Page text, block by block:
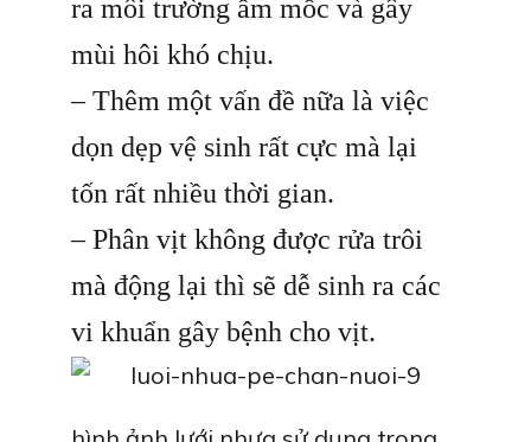
ra môi trường ẩm mốc và gây
mùi hôi khó chịu.
– Thêm một vấn đề nữa là việc
dọn dẹp vệ sinh rất cực mà lại
tốn rất nhiều thời gian.
– Phân vịt không được rửa trôi
mà động lại thì sẽ dễ sinh ra các
vi khuẩn gây bệnh cho vịt.